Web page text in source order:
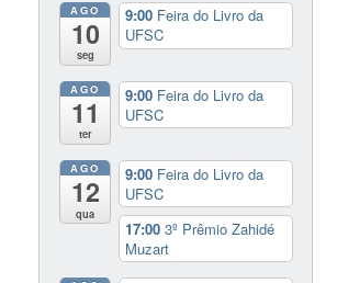
AGO
10
seg
9:00 Feira do Livro da
UFSC
AGO
11
ter
9:00 Feira do Livro da
UFSC
AGO
12
qua
9:00 Feira do Livro da
UFSC
17:003º Prêmio Zahidé
Muzart